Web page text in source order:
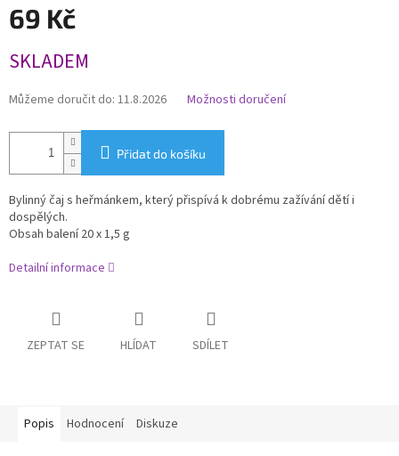
69 Kč
cena:
SKLADEM
Můžeme doručit do: 11.8.2026 Možnosti doručení
Přidat do košíku
Bylinný čaj s heřmánkem, který přispívá k dobrému zažívání dětí i
dospělých.
Obsah balení 20 x 1,5 g
Detailní informace
ZEPTAT SE HLÍDAT SDÍLET
Popis Hodnocení Diskuze